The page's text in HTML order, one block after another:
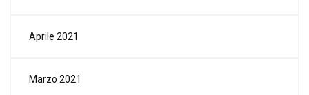
Aprile 2021
Marzo 2021